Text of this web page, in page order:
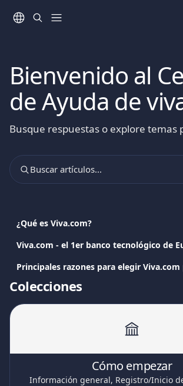
Bienvenido al
de Ayuda de
Busque respuestas o explore temas
Buscar artículos...
¿Qué es Viva.com?
Colecciones
Cómo empezar
Información general, Registro/Inicio